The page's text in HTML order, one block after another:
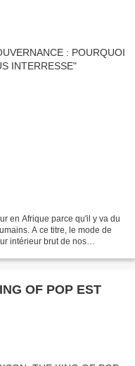
en Afrique parce qu'il y va du
A ce titre, le mode de
intérieur brut de nos
OF POP EST